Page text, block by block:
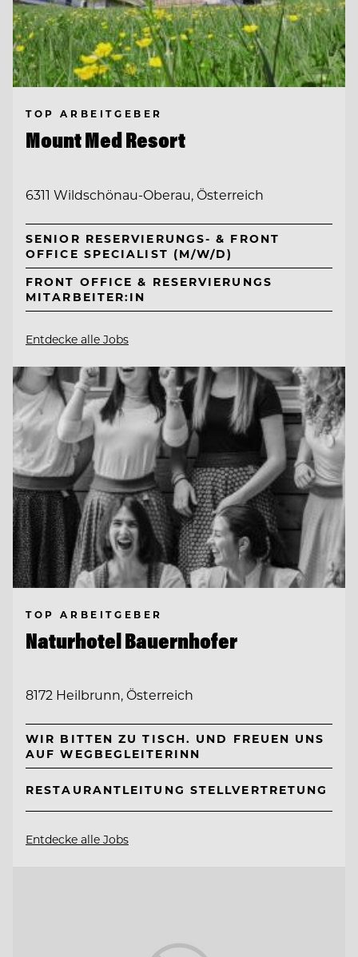
TOP ARBEITGEBER
Mount Med Resort
6311 Wildschönau-Oberau, Österreich
SENIOR RESERVIERUNGS- & FRONT
OFFICE SPECIALIST (M/W/D)
FRONT OFFICE & RESERVIERUNGS
MITARBEITER:IN
Entdecke alle Jobs
TOP ARBEITGEBER
Naturhotel Bauernhofer
8172 Heilbrunn, Österreich
WIR BITTEN ZU TISCH. UND FREUEN UNS
AUF WEGBEGLEITERINN
RESTAURANTLEITUNG STELLVERTRETUNG
Entdecke alle Jobs